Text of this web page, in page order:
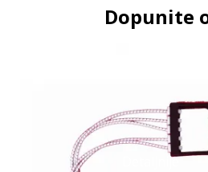
Dopunite
Detaljnije